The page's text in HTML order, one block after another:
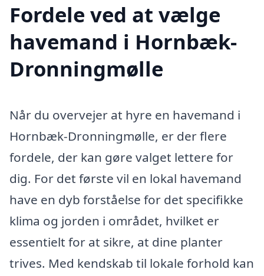
Fordele ved at vælge
havemand i Hornbæk-
Dronningmølle
Når du overvejer at hyre en havemand i
Hornbæk-Dronningmølle, er der flere
fordele, der kan gøre valget lettere for
dig. For det første vil en lokal havemand
have en dyb forståelse for det specifikke
klima og jorden i området, hvilket er
essentielt for at sikre, at dine planter
trives. Med kendskab til lokale forhold kan